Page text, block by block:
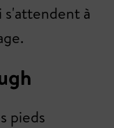
s'attendent à
pieds